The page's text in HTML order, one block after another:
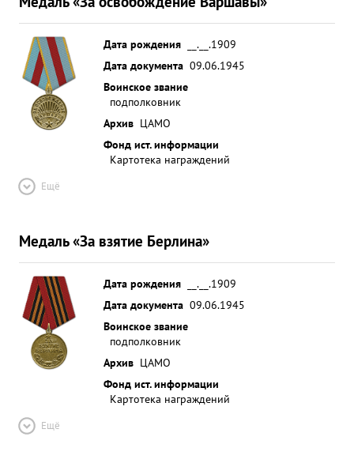
Дата рождения
__.__.1909
Дата документа 09.06.1945
Воинское звание
подполковник
Архив ЦАМО
Фонд ист. информации
Картотека награждений
Ещё
Медаль «За взятие Берлина»
Дата рождения
__.__.1909
Дата документа 09.06.1945
Воинское звание
подполковник
Архив ЦАМО
Фонд ист. информации
Картотека награждений
Ещё